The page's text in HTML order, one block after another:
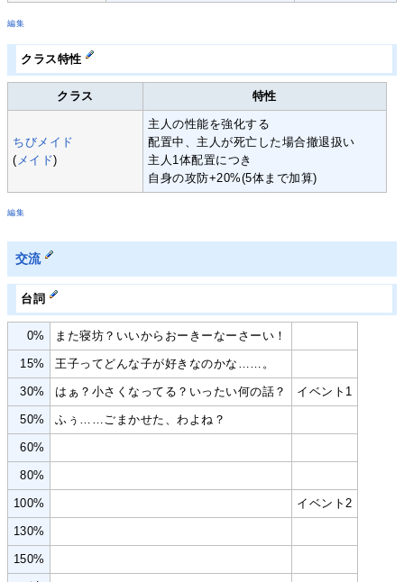
編集
クラス特性
クラス 特性
ちびメイド
( メイド)
主人の性能を強化する
配置中、主人が死亡した場合撤退扱い
主人1体配置につき
自身の攻防+20%(5体まで加算)
編集
交流
台詞
0% また寝坊？いいからおーきーなーさーい！
15% 王子ってどんな子が好きなのかな……。
30% はぁ？小さくなってる？いったい何の話？ イベント1
50% ふぅ……ごまかせた、わよね？
60%
80%
100% イベント2
130%
150%